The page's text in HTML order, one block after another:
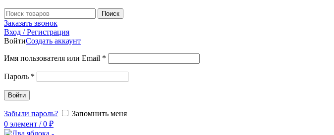
Поиск
Заказать звонок
Вход / Регистрация
ВойтиСоздать аккаунт
Имя пользователя или Email *
Пароль *
Войти
Забыли пароль?
Запомнить меня
0 элемент / 0 ₽